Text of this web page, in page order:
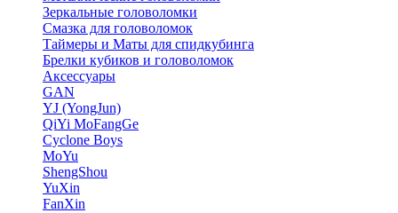
Зеркальные головоломки
Смазка для головоломок
Таймеры и Маты для спидкубинга
Брелки кубиков и головоломок
Аксессуары
GAN
YJ (YongJun)
QiYi MoFangGe
Cyclone Boys
MoYu
ShengShou
YuXin
FanXin